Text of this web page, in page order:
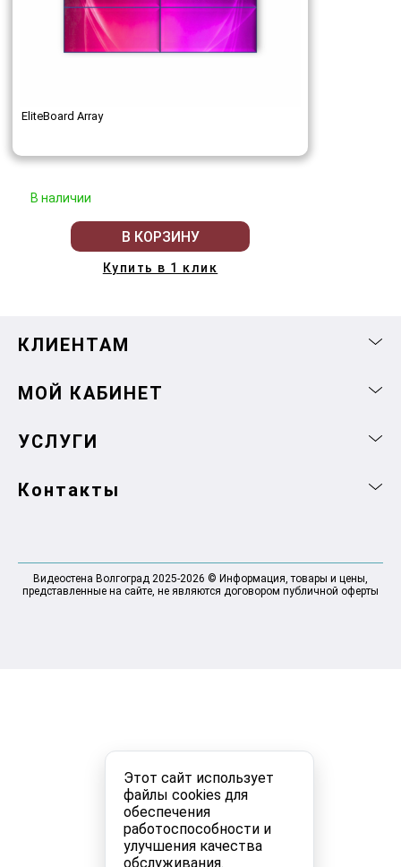
Этот сайт использует
файлы cookies для
обеспечения
работоспособности и
улучшения качества
обслуживания.
EliteBoard Array
В наличии
В КОРЗИНУ
Купить в 1 клик
КЛИЕНТАМ
МОЙ КАБИНЕТ
УСЛУГИ
Контакты
Видеостена Волгоград 2025-2026 © Информация, товары и цены,
представленные на сайте, не являются договором публичной оферты